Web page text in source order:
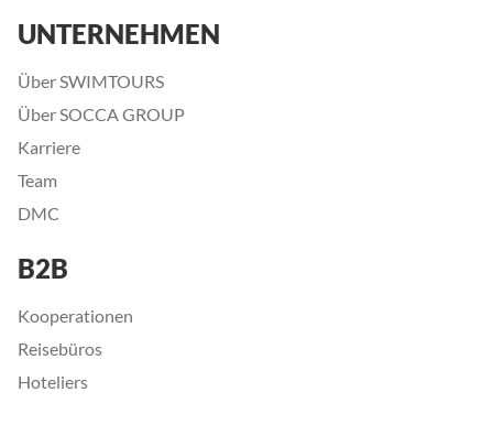
UNTERNEHMEN
Über SWIMTOURS
Über SOCCA GROUP
Karriere
Team
DMC
B2B
Kooperationen
Reisebüros
Hoteliers